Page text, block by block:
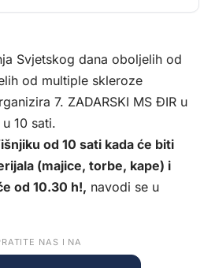
Svjetskog dana oboljelih od
od multiple skleroze
7. ZADARSKI MS ĐIR u
10 sati.
od 10 sati kada će biti
(majice, torbe, kape) i
od 10.30 h!, navodi se u
NAS I NA